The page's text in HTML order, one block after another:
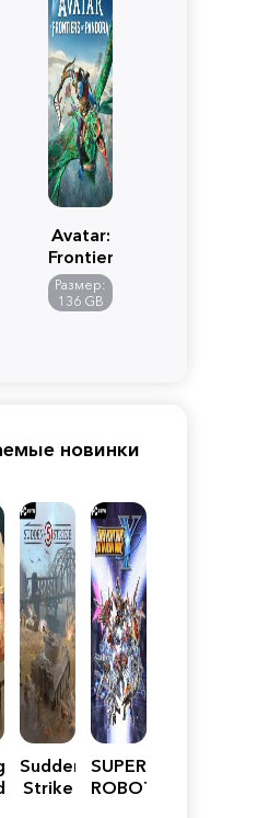
Avatar:
Frontiers
of
Pandora
Размер:
136 GB
новинки
Sudden
Strike
SUPER
ROBOT